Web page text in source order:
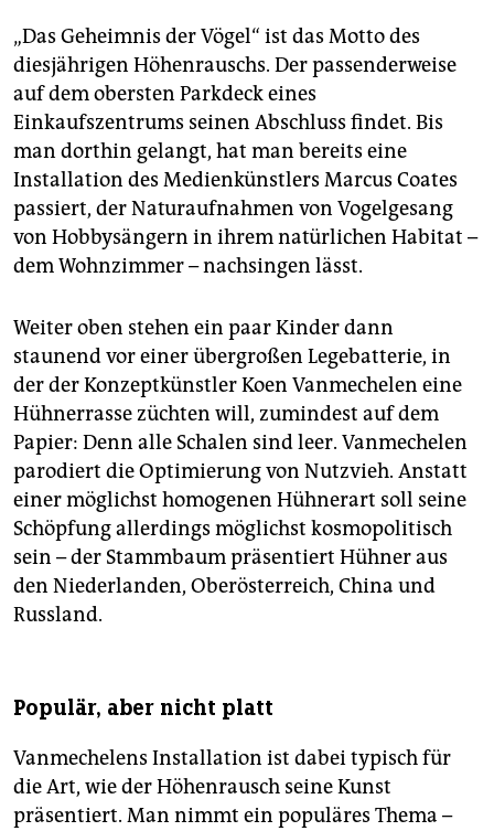
„Das Geheimnis der Vögel“ ist das Motto des
diesjährigen Höhenrauschs. Der passenderweise
auf dem obersten Parkdeck eines
Einkaufszentrums seinen Abschluss findet. Bis
man dorthin gelangt, hat man bereits eine
Installation des Medienkünstlers Marcus Coates
passiert, der Naturaufnahmen von Vogelgesang
von Hobbysängern in ihrem natürlichen Habitat –
dem Wohnzimmer – nachsingen lässt.
Weiter oben stehen ein paar Kinder dann
staunend vor einer übergroßen Legebatterie, in
der der Konzeptkünstler Koen Vanmechelen eine
Hühnerrasse züchten will, zumindest auf dem
Papier: Denn alle Schalen sind leer. Vanmechelen
parodiert die Optimierung von Nutzvieh. Anstatt
einer möglichst homogenen Hühnerart soll seine
Schöpfung allerdings möglichst kosmopolitisch
sein – der Stammbaum präsentiert Hühner aus
den Niederlanden, Oberösterreich, China und
Russland.
Populär, aber nicht platt
Vanmechelens Installation ist dabei typisch für
die Art, wie der Höhenrausch seine Kunst
präsentiert. Man nimmt ein populäres Thema –